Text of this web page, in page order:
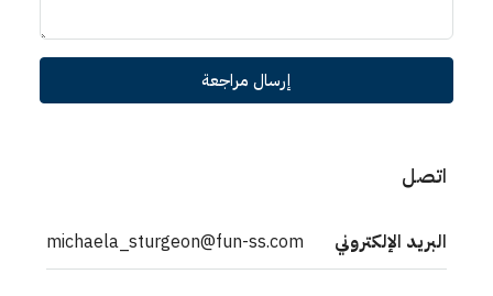
إرسال مراجعة
اتصل
البريد الإلكتروني michaela_sturgeon@fun-ss.com